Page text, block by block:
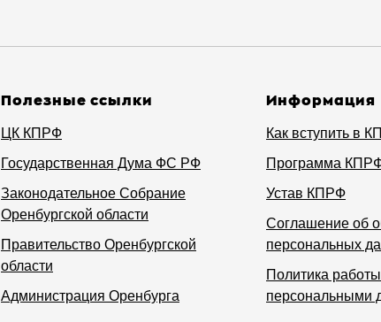
Полезные ссылки
ЦК КПРФ
Государственная Дума ФС РФ
Законодательное Собрание
Оренбургской области
Правительство Оренбургской
области
Администрация Оренбурга
Информация
Как вступить в
Программа
Устав КПРФ
Соглашение об
персональных
Политика
персональными